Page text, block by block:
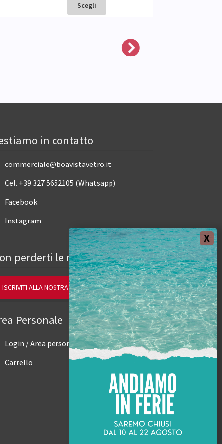
Scegli
in contatto
commerciale@boavistavetro.it
Cel. +39 327 5652105 (Whatsapp)
Facebook
Instagram
perderti le novità.
ISCRIVITI ALLA NOSTRA NEWSLETTER
Personale
Login / Area personale
Carrello